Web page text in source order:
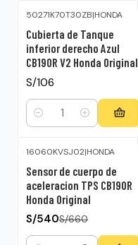
50271K70T30ZB|HONDA
Cubierta de Tanque
inferior derecho Azul
CB190R V2 Honda Original
S/106
Cantidad
16060KVSJ02|HONDA
Sensor de cuerpo de
aceleracion TPS CB190R
Honda Original
S/540S/660